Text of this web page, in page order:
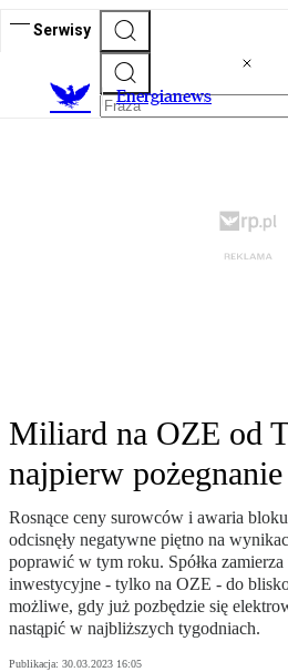
Serwisy
Energianews
Miliard na OZE od
najpierw
Rosnące ceny surowców i awaria
odcisnęły negatywne piętno na
poprawić w tym roku. Spółka
inwestycyjne - tylko na OZE - do
możliwe, gdy już pozbędzie się
nastąpić w najbliższych tygodniach.
Publikacja: 30.03.2023 16:05